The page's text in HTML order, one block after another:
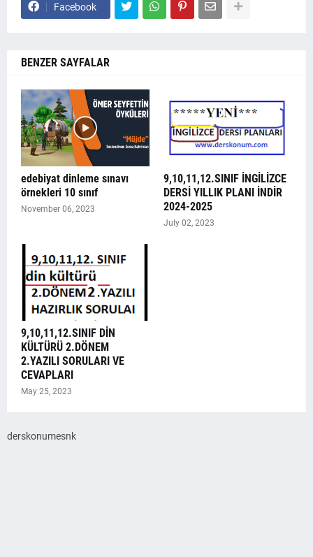
Facebook
BENZER SAYFALAR
edebiyat dinleme sınavı
örnekleri 10 sınıf
November 06, 2023
9,10,11,12.SINIF İNGİLİZCE
DERSİ YILLIK PLANI İNDİR
2024-2025
July 02, 2023
9,10,11,12.SINIF DİN
KÜLTÜRÜ 2.DÖNEM
2.YAZILI SORULARI VE
CEVAPLARI
May 25, 2023
derskonumesnk